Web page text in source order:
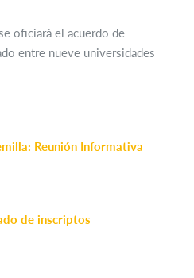
oficiará el acuerdo de
entre nueve universidades
Reunión Informativa
de inscriptos